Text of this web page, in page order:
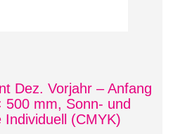
Dez. Vorjahr – Anfang
500 mm, Sonn- und
Individuell (CMYK)